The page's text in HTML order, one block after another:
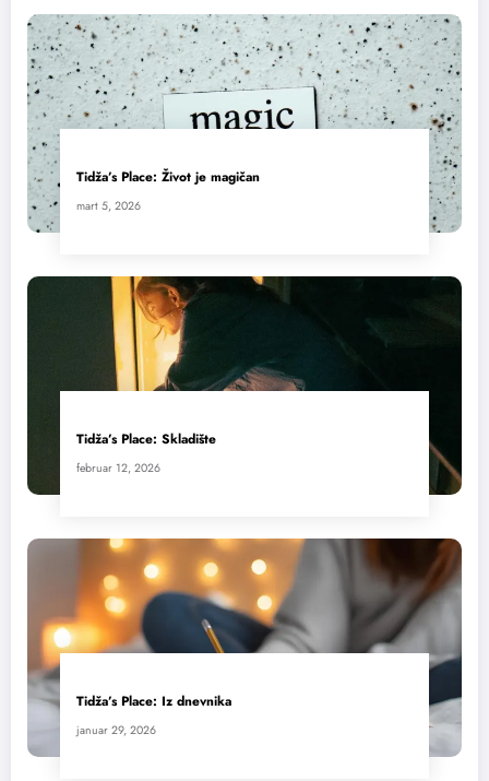
Tidža’s Place: Život je magičan
mart 5, 2026
Tidža’s Place: Skladište
februar 12, 2026
Tidža’s Place: Iz dnevnika
januar 29, 2026